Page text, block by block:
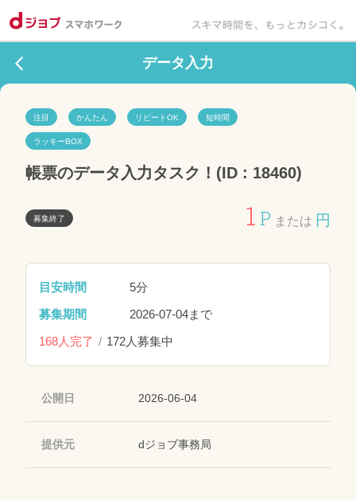
データ入力
注目 かんたん リピートOK 短時間
ラッキーBOX
帳票のデータ入力タスク！(ID : 18460)
募集終了 1 P または 円
目安時間
5分
募集期間
2026-07-04まで
168人完了
172人募集中
公開日 2026-06-04
提供元 dジョブ事務局